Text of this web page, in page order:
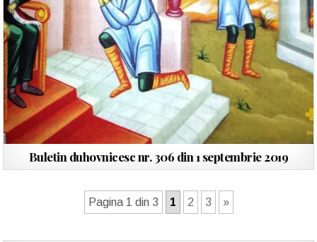
Buletin duhovnicesc nr. 306 din 1 septembrie 2019
Pagina 1 din 3 1 2 3 »